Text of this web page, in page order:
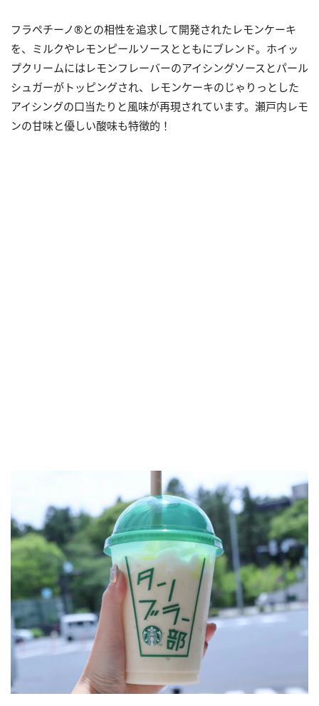
フラペチーノ®との相性を追求して開発されたレモンケーキ
を、ミルクやレモンピールソースとともにブレンド。ホイッ
プクリームにはレモンフレーバーのアイシングソースとパール
シュガーがトッピングされ、レモンケーキのじゃりっとした
アイシングの口当たりと風味が再現されています。瀬戸内レモ
ンの甘味と優しい酸味も特徴的！